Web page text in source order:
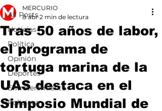
All Posts
Noticias
Política
Opinión
Deportes
Entretenimiento
Policiaca
Tras 50 años de labor,
el programa de
tortuga marina de la
UAS destaca en el
Simposio Mundial de
MERCURIO
8 abr 2 min de lectura